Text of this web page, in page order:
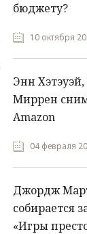
бюджету?
10 октября
Энн
Миррен
Amazon
04 февраля
Джордж
собирается
«Игры